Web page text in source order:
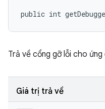
public int
Trả về cổng gỡ lỗi cho ứng
Giá trị trả về